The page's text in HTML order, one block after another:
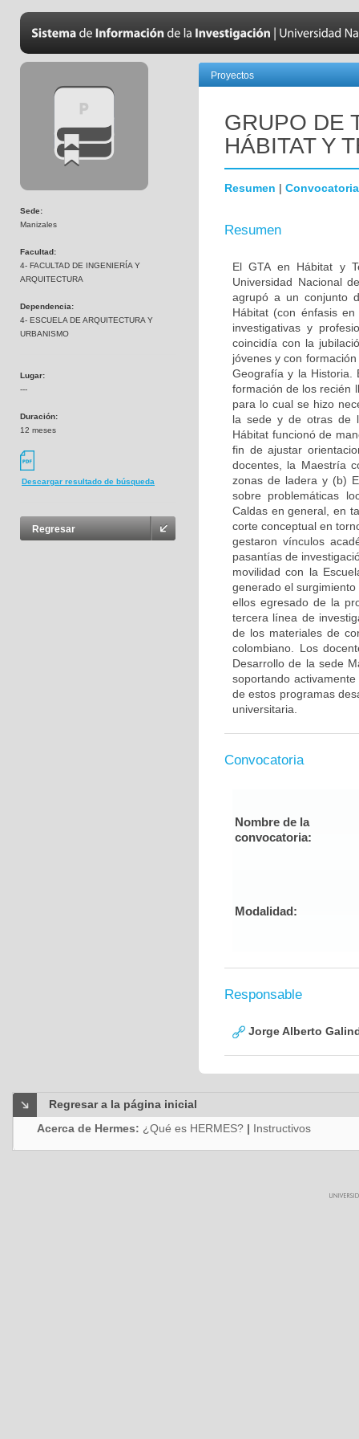
Sede:
Manizales
Facultad:
4- FACULTAD DE INGENIERÍA Y
ARQUITECTURA
Dependencia:
4- ESCUELA DE ARQUITECTURA Y
URBANISMO
Lugar:
---
Duración:
12 meses
Descargar resultado de búsqueda
Regresar
Proyectos
GRUPO DE
HÁBITAT Y
Resumen | Convocatoria
Resumen
El GTA en Hábitat y
Universidad Nacional
agrupó a un conjunto
Hábitat (con énfasis
investigativas y
coincidía con la
jóvenes y con
Geografía y la Historia.
formación de los recién
para lo cual se hizo
la sede y de otras de
Hábitat funcionó de
fin de ajustar
docentes, la Maestría
zonas de ladera y (b)
sobre problemáticas
Caldas en general, en
corte conceptual en
gestaron vínculos
pasantías de
movilidad con la
generado el
ellos egresado de la
tercera línea de
de los materiales de
colombiano. Los
Desarrollo de la sede
soportando
de estos programas
universitaria.
Convocatoria
Nombre de la
convocatoria:
Modalidad:
Responsable
Jorge Alberto
Regresar a la página inicial
Acerca de Hermes: ¿Qué es HERMES? | Instructivos